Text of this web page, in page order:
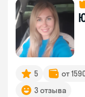
5 от
3 отзыва